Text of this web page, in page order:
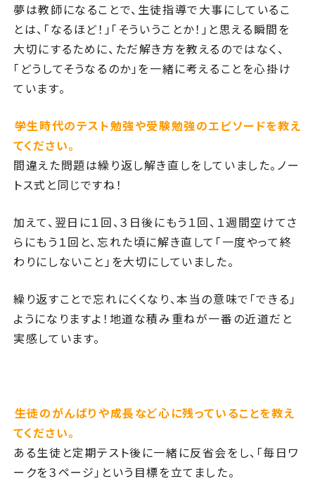
夢は教師になることで、生徒指導で大事にしているこ
とは、「なるほど！」「そういうことか！」と思える瞬間を
大切にするために、ただ解き方を教えるのではなく、
「どうしてそうなるのか」を一緒に考えることを心掛け
ています。
――学生時代のテスト勉強や受験勉強のエピソードを教え
てください。
間違えた問題は繰り返し解き直しをしていました。ノー
トス式と同じですね！
加えて、翌日に１回、３日後にもう１回、１週間空けてさ
らにもう１回と、忘れた頃に解き直して「一度やって終
わりにしないこと」を大切にしていました。
繰り返すことで忘れにくくなり、本当の意味で「できる」
ようになりますよ！地道な積み重ねが一番の近道だと
実感しています。
――生徒のがんばりや成長など心に残っていることを教え
てください。
ある生徒と定期テスト後に一緒に反省会をし、「毎日ワ
ークを３ページ」という目標を立てました。